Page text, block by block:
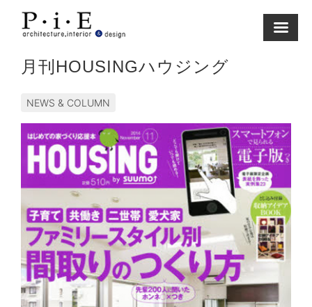
content
月刊HOUSINGハウジング
NEWS & COLUMN